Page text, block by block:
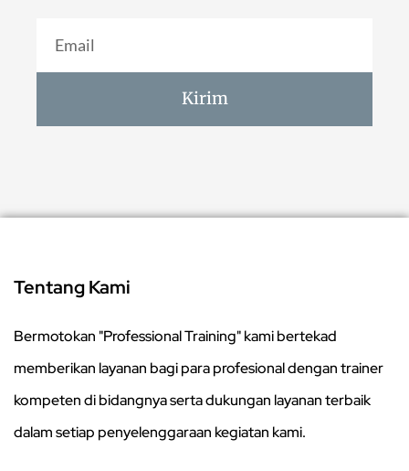
Kirim
Tentang Kami
Bermotokan "Professional Training" kami bertekad
memberikan layanan bagi para profesional dengan trainer
kompeten di bidangnya serta dukungan layanan terbaik
dalam setiap penyelenggaraan kegiatan kami.